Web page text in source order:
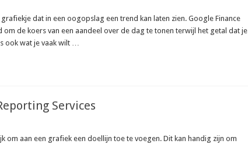
dat in een oogopslag een trend kan laten zien. Google Finance
de koers van een aandeel over de dag te tonen terwijl het getal dat je
ook wat je vaak wilt …
Services
om aan een grafiek een doellijn toe te voegen. Dit kan handig zijn om